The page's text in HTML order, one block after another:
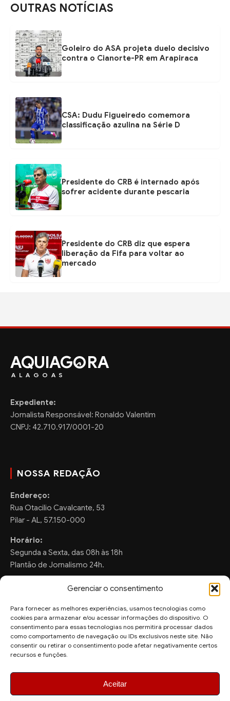
Gerenciar o consentimento
Para fornecer as melhores experiências, usamos tecnologias como
cookies para armazenar e/ou acessar informações do dispositivo. O
consentimento para essas tecnologias nos permitirá processar dados
como comportamento de navegação ou IDs exclusivos neste site. Não
consentir ou retirar o consentimento pode afetar negativamente certos
recursos e funções.
Aceitar
OUTRAS NOTÍCIAS
Goleiro do ASA projeta duelo decisivo
contra o Cianorte-PR em Arapiraca
CSA: Dudu Figueiredo comemora
classificação azulina na Série D
Presidente do CRB é internado após
sofrer acidente durante pescaria
Presidente do CRB diz que espera
liberação da Fifa para voltar ao
mercado
AQUIAG RA
ALAGOAS
Expediente:
Jornalista Responsável: Ronaldo Valentim
CNPJ: 42.710.917/0001-20
NOSSA REDAÇÃO
Endereço:
Rua Otacilio Cavalcante, 53
Pilar - AL, 57.150-000
Horário:
Segunda a Sexta, das 08h às 18h
Plantão de Jornalismo 24h.
FALE CONOSCO
Sugestões de Pauta:
ronaldo.valentim150@gmail.com